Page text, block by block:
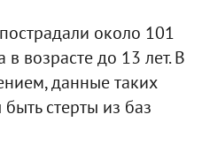
около 101
возрасте до 13 лет. В
данные таких
стерты из баз